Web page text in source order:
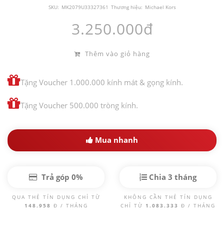
SKU: MK2079U33327361 Thương hiệu: Michael Kors
3.250.000đ
Thêm vào giỏ hàng
Tặng Voucher 1.000.000 kính mát & gọng kính.
Tặng Voucher 500.000 tròng kính.
Mua nhanh
Trả góp 0%
QUA THẺ TÍN DỤNG CHỈ TỪ
148.958 Đ / THÁNG
Chia 3 tháng
KHÔNG CẦN THẺ TÍN DỤNG
CHỈ TỪ 1.083.333 Đ / THÁNG